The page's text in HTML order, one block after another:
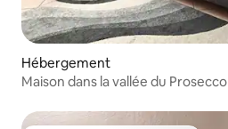
Hébergement
Maison dans la vallée du Prosecco